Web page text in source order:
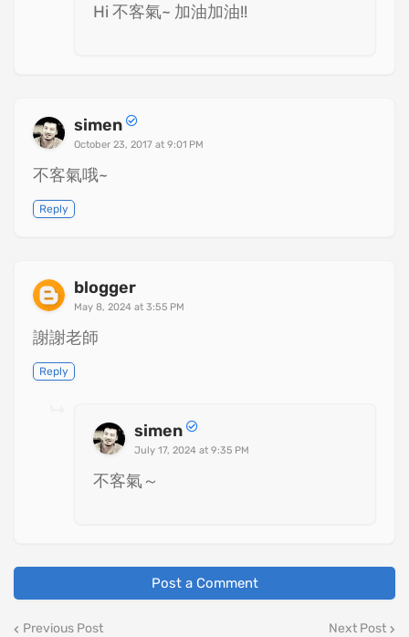
Hi 不客氣~ 加油加油!!
simen
October 23, 2017 at 9:01 PM
不客氣哦~
Reply
blogger
May 8, 2024 at 3:55 PM
謝謝老師
Reply
simen
July 17, 2024 at 9:35 PM
不客氣～
Post a Comment
Previous Post Next Post